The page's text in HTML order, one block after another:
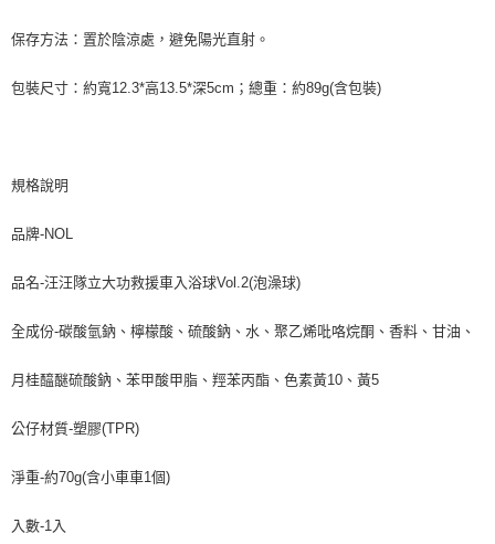
保存方法：置於陰涼處，避免陽光直射。
包裝尺寸：約寬12.3*高13.5*深5cm；總重：約89g(含包裝)
規格說明
品牌-NOL
品名-汪汪隊立大功救援車入浴球Vol.2(泡澡球)
全成份-碳酸氫鈉、檸檬酸、硫酸鈉、水、聚乙烯吡咯烷酮、香料、甘油、
月桂醯醚硫酸鈉、苯甲酸甲脂、羥苯丙酯、色素黃10、黃5
公仔材質-塑膠(TPR)
淨重-約70g(含小車車1個)
入數-1入